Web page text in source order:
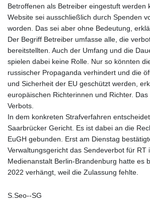
Betroffenen als Betreiber eingestuft werden
Website sei ausschließlich durch Spenden
worden. Das sei aber ohne Bedeutung,
Der Begriff Betreiber umfasse alle, die
bereitstellten. Auch der Umfang und die
spielen dabei keine Rolle. Nur so könnten
russischer Propaganda verhindert und die
und Sicherheit der EU geschützt werden,
europäischen Richterinnen und Richter.
Verbots.
In dem konkreten Strafverfahren
Saarbrücker Gericht. Es ist dabei an die
EuGH gebunden. Erst am Dienstag
Verwaltungsgericht das Sendeverbot für RT
Medienanstalt Berlin-Brandenburg hatte es
2022 verhängt, weil die Zulassung fehlte.
S.Seo--SG